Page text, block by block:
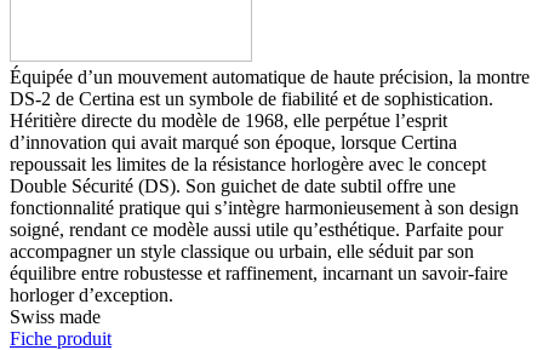
Équipée d’un mouvement automatique de haute précision, la montre
DS-2 de Certina est un symbole de fiabilité et de sophistication.
Héritière directe du modèle de 1968, elle perpétue l’esprit
d’innovation qui avait marqué son époque, lorsque Certina
repoussait les limites de la résistance horlogère avec le concept
Double Sécurité (DS). Son guichet de date subtil offre une
fonctionnalité pratique qui s’intègre harmonieusement à son design
soigné, rendant ce modèle aussi utile qu’esthétique. Parfaite pour
accompagner un style classique ou urbain, elle séduit par son
équilibre entre robustesse et raffinement, incarnant un savoir-faire
horloger d’exception.
Swiss made
Fiche produit